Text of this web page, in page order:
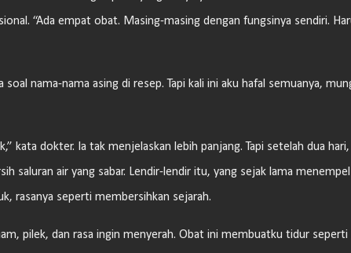
“Ada empat obat. Masing-masing dengan fungsinya sendiri.
nama-nama asing di resep. Tapi kali ini aku hafal semuanya,
kata dokter. Ia tak menjelaskan lebih panjang. Tapi setelah dua hari,
saluran air yang sabar. Lendir-lendir itu, yang sejak lama
rasanya seperti membersihkan sejarah.
pilek, dan rasa ingin menyerah. Obat ini membuatku tidur seperti